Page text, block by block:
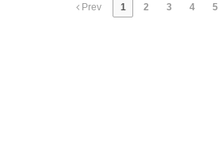
Prev 1 2 3 4 5